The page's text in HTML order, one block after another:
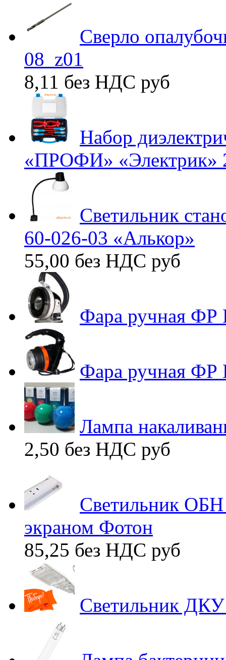
Сверло
08_z01
8,11 без НДС руб
Набор
«ПРОФИ» «Электрик»
Светильник
60-026-03 «Алькор»
55,00 без НДС руб
Фара ручная ФР
Фара ручная
Лампа
2,50 без НДС руб
Светильник
экраном Фотон
85,25 без НДС руб
Светильник